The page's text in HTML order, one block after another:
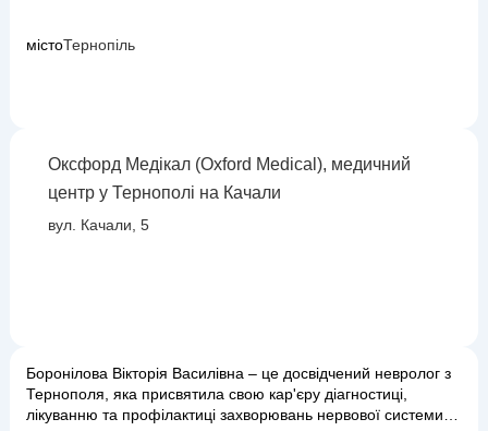
містоТернопіль
Оксфорд Медікал (Oxford Medical), медичний
центр у Тернополі на Качали
вул. Качали, 5
Боронілова Вікторія Василівна – це досвідчений невролог з
Тернополя, яка присвятила свою кар'єру діагностиці,
лікуванню та профілактиці захворювань нервової системи.